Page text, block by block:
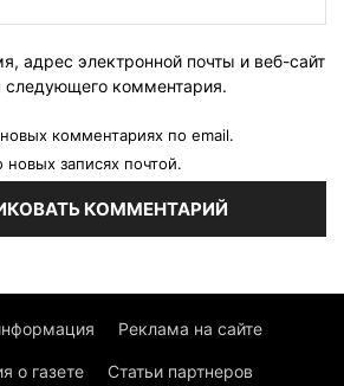
адрес электронной почты и веб-сайт
следующего комментария.
комментариях по email.
записях почтой.
Реклама на сайте
о газете Статьи партнеров